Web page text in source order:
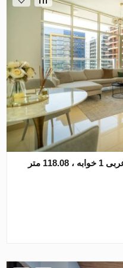
آپارتمان در Dubai ، امارات متحده عربی 1 خوابه ، 118.08 متر